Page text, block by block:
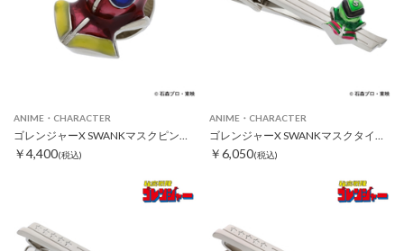
ANIME・CHARACTER
ゴレンジャーX SWANKマスクピンズ アカレンジャー
￥4,400(税込)
ANIME・CHARACTER
ゴレンジャーX SWANKマスクタイピン ミドレンジャー
￥6,050(税込)